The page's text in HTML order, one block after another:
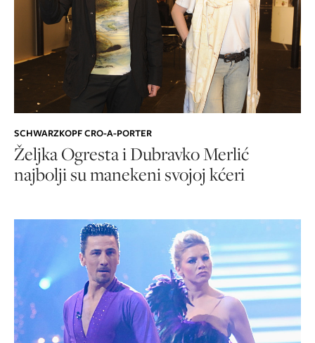
SCHWARZKOPF CRO-A-PORTER
Željka Ogresta i Dubravko Merlić
najbolji su manekeni svojoj kćeri